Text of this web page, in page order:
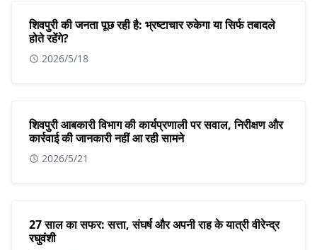
शिवपुरी की जनता पूछ रही है: भ्रष्टाचार रुकेगा या सिर्फ तबादले
होते रहेंगे?
2026/5/18
शिवपुरी आबकारी विभाग की कार्यप्रणाली पर सवाल, निरीक्षण और
कार्रवाई की जानकारी नहीं आ रही सामने
2026/5/21
27 साल का सफर: सत्ता, संघर्ष और अपनी राह के यात्री वीरेन्द्र
रघुवंशी